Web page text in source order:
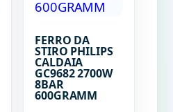
FERRO DA
STIRO PHILIPS
CALDAIA
GC9682 2700W
8BAR
600GRAMM